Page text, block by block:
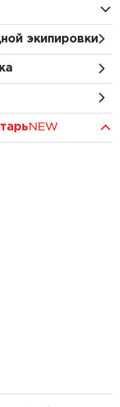
экипировки
NEW